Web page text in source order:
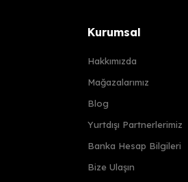
Kurumsal
Hakkımızda
Mağazalarımız
Blog
Yurtdışı Partnerlerimiz
Banka Hesap Bilgileri
Bize Ulaşın